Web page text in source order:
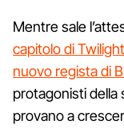
Mentre sale
capitolo di Twilight
nuovo regista di
protagonisti della
provano a